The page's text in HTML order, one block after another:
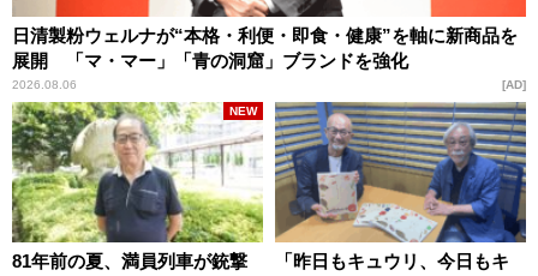
日清製粉ウェルナが“本格・利便・即食・健康”を軸に新商品を
展開 「マ・マー」「青の洞窟」ブランドを強化
2026.08.06 AD
81年前の夏、満員列車が銃撃
NEW
「昨日もキュウリ、今日もキ